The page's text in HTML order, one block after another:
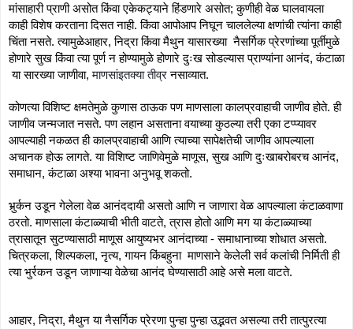
मांसाहारी प्राणी असोत किंवा एकेकट्याने हिंडणारे असोत; कुणीही वेळ घालवायला
काही विशेष करताना दिसत नाही. किंवा आपोआप निघून चाललेल्या क्षणांची त्यांना काही
चिंता नसते. त्यामुळेआहार, निद्रा किंवा मैथुन यासारख्या  नैसर्गिक प्रेरणांच्या पूर्तीमुळे
होणारे सुख किंवा त्या पूर्ण न होण्यामुळे होणारे दुःख सोडल्यास प्राण्यांना आनंद, कंटाळा
या सारख्या जाणीवा, माणसांइतक्या तीव्र नसाव्यात.
कोणत्या विशिष्ट क्षमतेमुळे कुणास ठाऊक पण माणसाला कालप्रवाहाची जाणीव होते. ही
जाणीव जन्मजात नसते. पण लहान असताना वयाच्या कुठल्या तरी एका टप्प्यावर
आपल्याही नकळत ही कालप्रवाहाची आणि त्याच्या सापेक्षतेची जाणीव आपल्याला
अचानक होऊ लागते. या विशिष्ट जाणिवेमुळे माणूस, सुख आणि दुःखाबरोबरच आनंद,
समाधान, कंटाळा अश्या भावना अनुभवू शकतो.
भुर्र्कन उडून गेलेला वेळ आनंददायी असतो आणि न जाणारा वेळ आपल्याला कंटाळवाणा
ठरतो. माणसाला कंटाळ्याची भीती वाटते, त्रास होतो आणि मग या कंटाळ्याच्या
त्रासातून सुटण्यासाठी माणूस आयुष्यभर आनंदाच्या - समाधानाच्या शोधात असतो.
चित्रकला, शिल्पकला, नृत्य, गायन किंबहुना  माणसाने केलेली सर्व कलांची निर्मिती ही
त्या भुर्रकन उडून जाणाऱ्या वेळेचा आनंद घेण्यासाठी आहे असे मला वाटते.
आहार, निद्रा, मैथुन या नैसर्गिक प्रेरणा पुन्हा पुन्हा उद्भवत असल्या तरी तात्पुरत्या